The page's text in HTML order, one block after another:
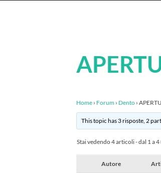
Home › Forum › Dento ›
This topic has 3 risposte, 2
Stai vedendo 4 articoli - dal 1 a
Autore